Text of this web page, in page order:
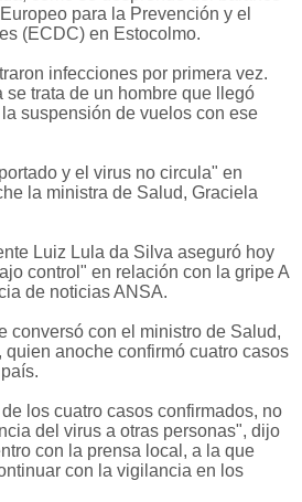
para la Prevención y el
(ECDC) en Estocolmo.
infecciones por primera vez.
se trata de un hombre que llegó
suspensión de vuelos con ese
y el virus no circula" en
la ministra de Salud, Graciela
Luiz Lula da Silva aseguró hoy
control" en relación con la gripe A
de noticias ANSA.
conversó con el ministro de Salud,
quien anoche confirmó cuatro casos
los cuatro casos confirmados, no
del virus a otras personas", dijo
con la prensa local, a la que
con la vigilancia en los